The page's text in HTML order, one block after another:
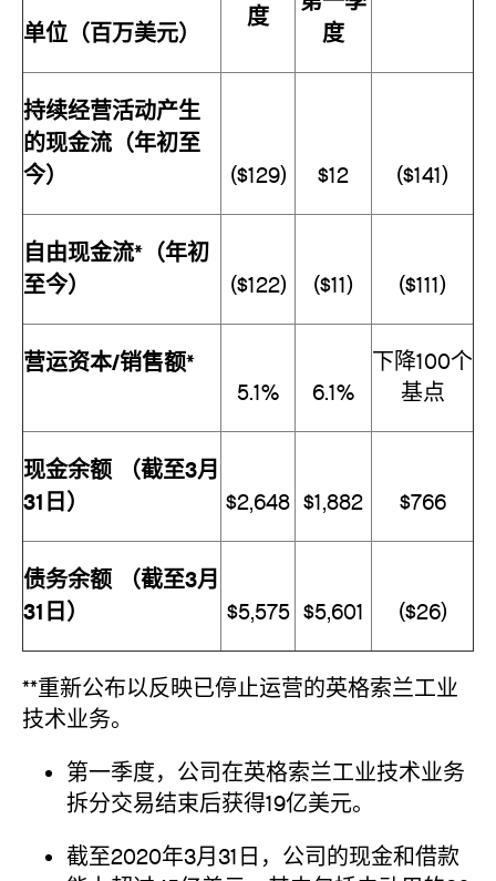
单位（百万美元）
度
度
持续经营活动产生
的现金流（年初至
今）
($129) $12 ($141)
自由现金流*（年初
至今）
($122) ($11) ($111)
营运资本/销售额*
5.1%
6.1%
下降100个
基点
现金余额 （截至3月
31日）
$2,648 $1,882 $766
债务余额 （截至3月
31日）
$5,575 $5,601 ($26)
**重新公布以反映已停止运营的英格索兰工业
技术业务。
第一季度，公司在英格索兰工业技术业务
拆分交易结束后获得19亿美元。
截至2020年3月31日，公司的现金和借款